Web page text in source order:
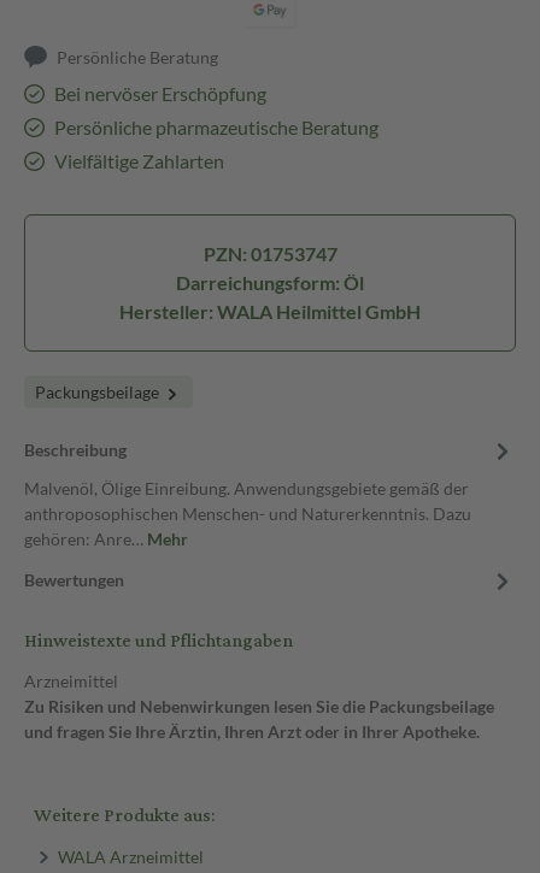
Persönliche Beratung
Bei nervöser Erschöpfung
Persönliche pharmazeutische Beratung
Vielfältige Zahlarten
PZN: 01753747
Darreichungsform: Öl
Hersteller: WALA Heilmittel GmbH
Packungsbeilage
Beschreibung
Malvenöl, Ölige Einreibung. Anwendungsgebiete gemäß der
anthroposophischen Menschen- und Naturerkenntnis. Dazu
gehören: Anre… Mehr
Bewertungen
Hinweistexte und Pflichtangaben
Arzneimittel
Zu Risiken und Nebenwirkungen lesen Sie die Packungsbeilage
und fragen Sie Ihre Ärztin, Ihren Arzt oder in Ihrer Apotheke.
Weitere Produkte aus:
WALA Arzneimittel